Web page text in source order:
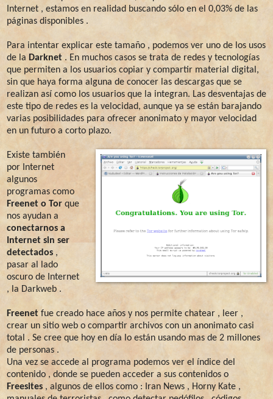
Internet , estamos en realidad buscando sólo en el 0,03% de las
páginas disponibles .
Para intentar explicar este tamaño , podemos ver uno de los usos
de la Darknet . En muchos casos se trata de redes y tecnologías
que permiten a los usuarios copiar y compartir material digital,
sin que haya forma alguna de conocer las descargas que se
realizan así como los usuarios que la integran. Las desventajas de
este tipo de redes es la velocidad, aunque ya se están barajando
varias posibilidades para ofrecer anonimato y mayor velocidad
en un futuro a corto plazo.
Existe también
por Internet
algunos
programas como
Freenet o Tor que
nos ayudan a
conectarnos a
Internet sin ser
detectados ,
pasar al lado
oscuro de Internet
, la Darkweb .
Freenet fue creado hace años y nos permite chatear , leer ,
crear un sitio web o compartir archivos con un anonimato casi
total . Se cree que hoy en día lo están usando mas de 2 millones
de personas .
Una vez se accede al programa podemos ver el índice del
contenido , donde se pueden acceder a sus contenidos o
Freesites , algunos de ellos como : Iran News , Horny Kate ,